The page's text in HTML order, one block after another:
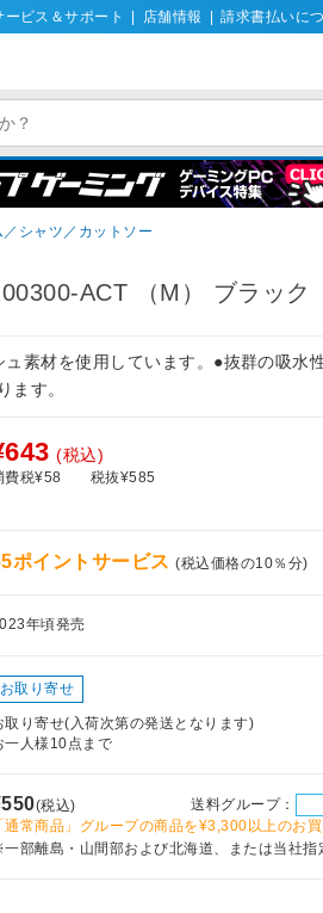
ービス＆サポート 店舗情報 請求書払いに
シャツ／カットソー
ACT （M） ブラック
素材を使用しています。●抜群の吸水
ます。
(税込)
費税¥58 税抜¥585
ポイントサービス(税込価格の10％分)
年頃発売
お取り寄せ
取り寄せ(入荷次第の発送となります)
一人様10点まで
(税込) 送料グループ：
「通常商品」グループの商品を¥3,300以上のお
部離島・山間部および北海道、または当社指